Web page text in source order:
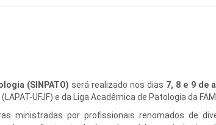
(SINPATO) será realizado nos dias 7, 8 e 9 de
UFJF) e da Liga Acadêmica de Patologia da
ministradas por profissionais renomados de